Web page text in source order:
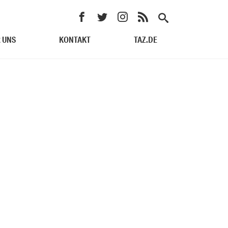
UNS KONTAKT TAZ.DE